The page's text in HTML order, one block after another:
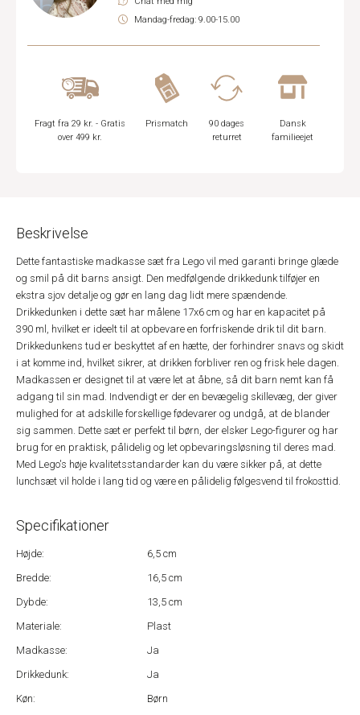
Mandag-fredag: 9.00-15.00
Fragt fra 29 kr. - Gratis
over 499 kr.
Prismatch
90 dages
returret
Dansk
familieejet
Beskrivelse
Dette fantastiske madkasse sæt fra Lego vil med garanti bringe glæde
og smil på dit barns ansigt. Den medfølgende drikkedunk tilføjer en
ekstra sjov detalje og gør en lang dag lidt mere spændende.
Drikkedunken i dette sæt har målene 17x6 cm og har en kapacitet på
390 ml, hvilket er ideelt til at opbevare en forfriskende drik til dit barn.
Drikkedunkens tud er beskyttet af en hætte, der forhindrer snavs og skidt
i at komme ind, hvilket sikrer, at drikken forbliver ren og frisk hele dagen.
Madkassen er designet til at være let at åbne, så dit barn nemt kan få
adgang til sin mad. Indvendigt er der en bevægelig skillevæg, der giver
mulighed for at adskille forskellige fødevarer og undgå, at de blander
sig sammen. Dette sæt er perfekt til børn, der elsker Lego-figurer og har
brug for en praktisk, pålidelig og let opbevaringsløsning til deres mad.
Med Lego's høje kvalitetsstandarder kan du være sikker på, at dette
lunchsæt vil holde i lang tid og være en pålidelig følgesvend til frokosttid.
Specifikationer
Højde:
6,5 cm
Bredde:
16,5 cm
Dybde:
13,5 cm
Materiale:
Plast
Madkasse:
Ja
Drikkedunk:
Ja
Køn:
Børn